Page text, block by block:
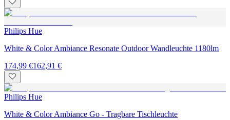
Philips Hue
White & Color Ambiance Resonate Outdoor Wandleuchte 1180lm
174,99 €162,91 €
Philips Hue
White & Color Ambiance Go - Tragbare Tischleuchte